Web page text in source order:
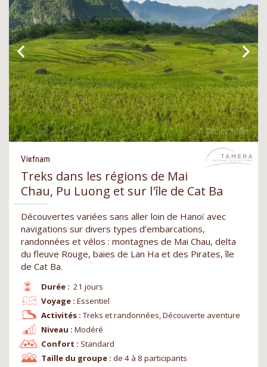
Vietnam
Treks dans les régions de Mai
Chau, Pu Luong et sur l'île de Cat Ba
Découvertes variées sans aller loin de Hanoï avec
navigations sur divers types d’embarcations,
randonnées et vélos : montagnes de Mai Chau, delta
du fleuve Rouge, baies de Lan Ha et des Pirates, île
de Cat Ba.
Durée : 21 jours
Niveau : Modéré
Voyage : Essentiel
Confort : Standard
Activités : Treks et randonnées, Découverte aventure
Taille du groupe : de 4 à 8 participants